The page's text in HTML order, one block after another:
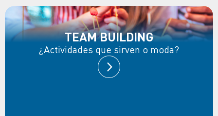
TEAM BUILDING
¿Actividades que sirven o moda?